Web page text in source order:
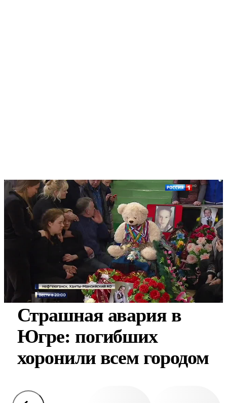
Страшная авария в
Югре: погибших
хоронили всем городом